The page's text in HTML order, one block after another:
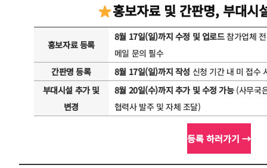
홍보자료 및 간판명, 부대시
홍보자료 등록
8월 17일(일)까지 수정 및 업로드참가업체
메일 문의 필수
간판명 등록
8월 17일(일)까지 작성 신청 기간 내 미 접수
부대시설 추가 및
변경
8월 20일(수)까지 추가 및 수정 가능(사무국
협력사 발주 및 자체 조달)
등록 하러가기 →